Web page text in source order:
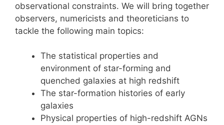
observational constraints. We will bring together
observers, numericists and theoreticians to
tackle the following main topics:
The statistical properties and
environment of star-forming and
quenched galaxies at high redshift
The star-formation histories of early
galaxies
Physical properties of high-redshift AGNs